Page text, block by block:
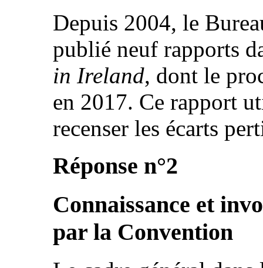
Depuis 2004, le
publié neuf rapports
in Ireland, dont le
en 2017. Ce rapport
recenser les écarts
Réponse n°2
Connaissance et
par la Convention